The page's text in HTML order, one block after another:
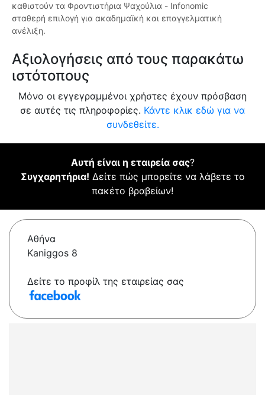
καθιστούν τα Φροντιστήρια Ψαχούλια - Infonomic
σταθερή επιλογή για ακαδημαϊκή και επαγγελματική
ανέλιξη.
Αξιολογήσεις από τους παρακάτω
ιστότοπους
Μόνο οι εγγεγραμμένοι χρήστες έχουν πρόσβαση
σε αυτές τις πληροφορίες. Κάντε κλικ εδώ για να
συνδεθείτε.
Αυτή είναι η εταιρεία σας?
Συγχαρητήρια! Δείτε πώς μπορείτε να λάβετε το
πακέτο βραβείων!
Αθήνα
Kaniggos 8
Δείτε το προφίλ της εταιρείας σας